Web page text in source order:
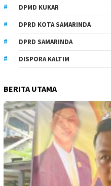
DPMD KUKAR
DPRD KOTA SAMARINDA
DPRD SAMARINDA
DISPORA KALTIM
BERITA UTAMA